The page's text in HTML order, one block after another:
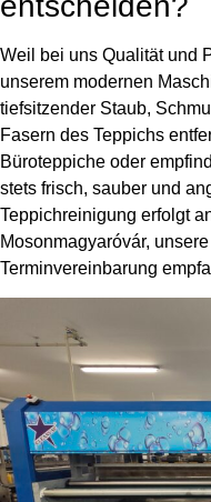
Weil bei uns Qualität und
unserem modernen
tiefsitzender Staub,
Fasern des Teppichs
Büroteppiche oder
stets frisch, sauber und
Teppichreinigung erfolgt
Mosonmagyaróvár,
Terminvereinbarung